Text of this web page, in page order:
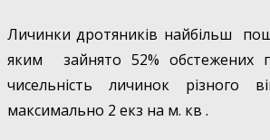
Личинки дротяників найбільш
яким зайнято 52% обстежених
чисельність личинок різного
максимально 2 екз на м. кв .